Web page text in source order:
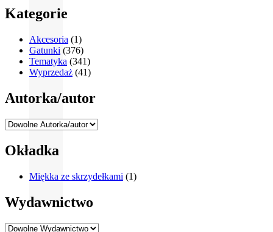
Kategorie
Akcesoria (1)
Gatunki (376)
Tematyka (341)
Wyprzedaż (41)
Autorka/autor
Okładka
Miękka ze skrzydełkami (1)
Wydawnictwo